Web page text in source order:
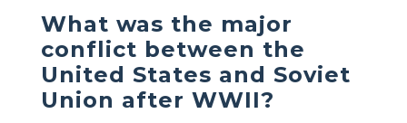
What was the major
conflict between the
United States and Soviet
Union after WWII?